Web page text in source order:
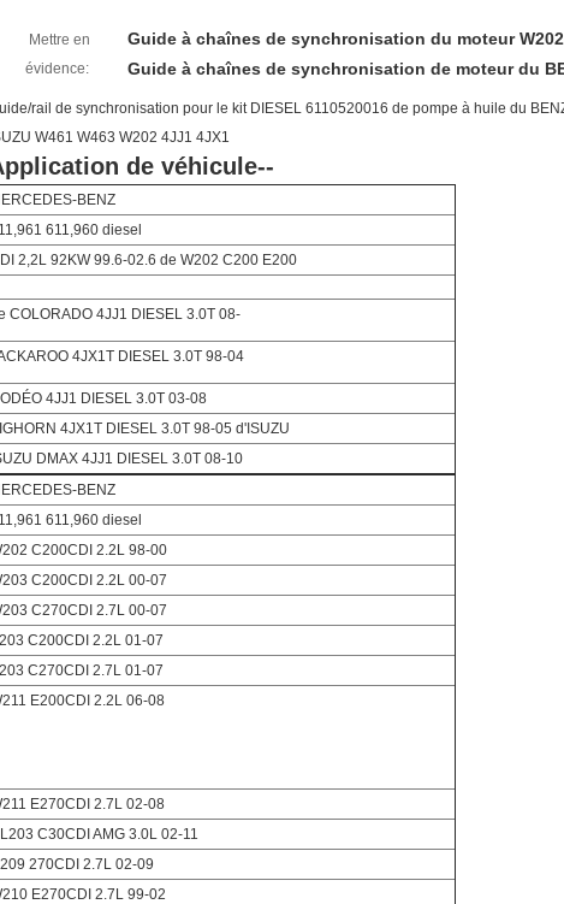
Mettre en
évidence:
Guide à chaînes de synchronisation du moteur W202
Guide à chaînes de synchronisation de moteur du
rail de synchronisation pour le kit DIESEL 6110520016 de pompe à huile du
W461 W463 W202 4JJ1 4JX1
de véhicule--
BENZ
611,960 diesel
2,2L 92KW 99.6-02.6 de W202 C200 E200
COLORADO 4JJ1 DIESEL 3.0T 08-
4JX1T DIESEL 3.0T 98-04
4JJ1 DIESEL 3.0T 03-08
4JX1T DIESEL 3.0T 98-05 d'ISUZU
DMAX 4JJ1 DIESEL 3.0T 08-10
BENZ
611,960 diesel
C200CDI 2.2L 98-00
C200CDI 2.2L 00-07
C270CDI 2.7L 00-07
C200CDI 2.2L 01-07
C270CDI 2.7L 01-07
E200CDI 2.2L 06-08
E270CDI 2.7L 02-08
C30CDI AMG 3.0L 02-11
270CDI 2.7L 02-09
E270CDI 2.7L 99-02